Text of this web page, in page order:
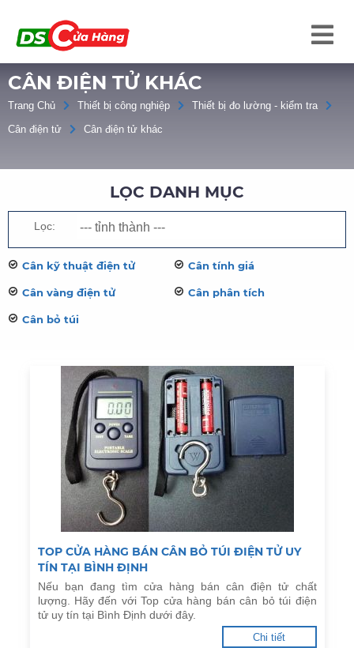
CÂN ĐIỆN TỬ KHÁC
Trang Chủ Thiết bị công nghiệp
Thiết bị đo lường - kiểm tra
Cân điện tử
Cân điện tử khác
LỌC DANH MỤC
Lọc:
Cân kỹ thuật điện tử Cân tính giá
Cân vàng điện tử Cân phân tích
Cân bỏ túi
TOP CỬA HÀNG BÁN CÂN BỎ TÚI ĐIỆN TỬ UY
TÍN TẠI BÌNH ĐỊNH
Nếu bạn đang tìm cửa hàng bán cân điện tử chất
lượng. Hãy đến với Top cửa hàng bán cân bỏ túi điện
tử uy tín tại Bình Định dưới đây.
Chi tiết